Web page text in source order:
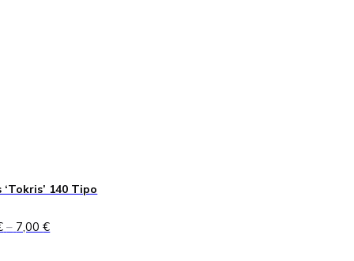
‘Tokris’ 140 Tipo
– 7,00€Price